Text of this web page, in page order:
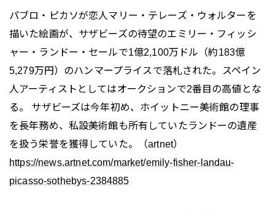
パブロ・ピカソが恋人マリー・テレーズ・ウォルターを
描いた絵画が、サザビーズの待望のエミリー・フィッシ
ャー・ランドー・セールで1億2,100万ドル（約183億
5,279万円）のハンマープライスで落札された。スペイン
人アーティストとしてはオークションで2番目の高値とな
る。 サザビーズは今年初め、ホイットニー美術館の理事
を長年務め、私設美術館も所有していたランドーの遺産
を扱う栄誉を獲得していた。（artnet）
https://news.artnet.com/market/emily-fisher-landau-
picasso-sothebys-2384885